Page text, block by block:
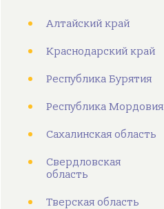
Алтайский край
Краснодарский край
Республика Бурятия
Республика Мордовия
Сахалинская область
Свердловская
область
Тверская область